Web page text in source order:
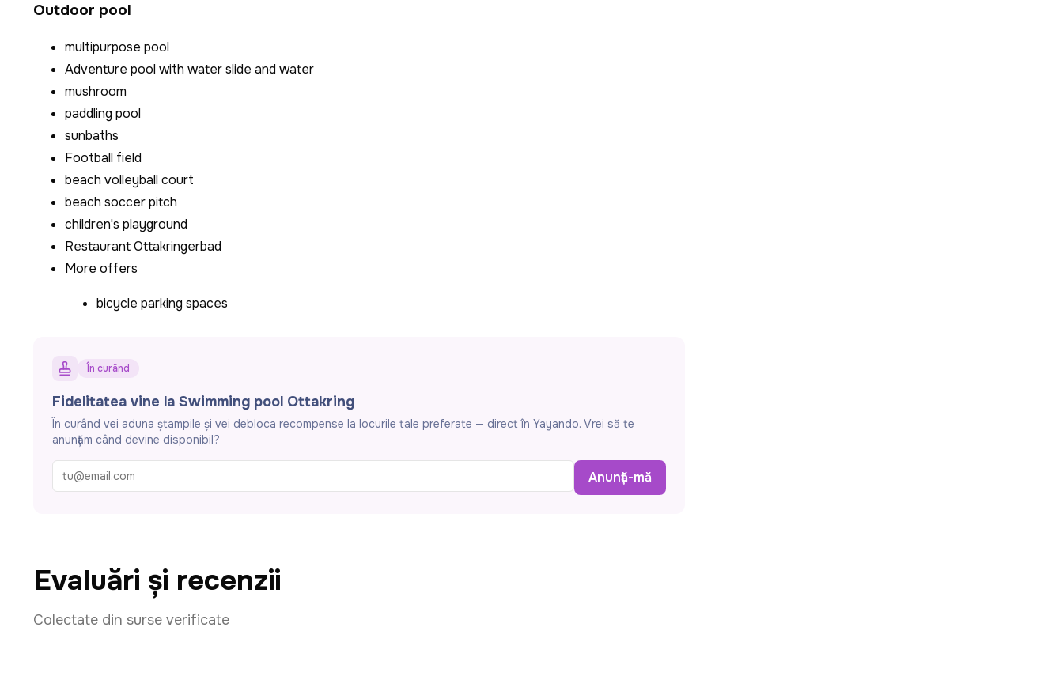
Outdoor pool
multipurpose pool
Adventure pool with water slide and water
mushroom
paddling pool
sunbaths
Football field
beach volleyball court
beach soccer pitch
children's playground
Restaurant Ottakringerbad
More offers
bicycle parking spaces
În curând
Fidelitatea vine la Swimming pool Ottakring
În curând vei aduna ștampile și vei debloca recompense la locurile tale preferate — direct în Yayando. Vrei să te
anunțăm când devine disponibil?
Anunță-mă
Evaluări și recenzii
Colectate din surse verificate